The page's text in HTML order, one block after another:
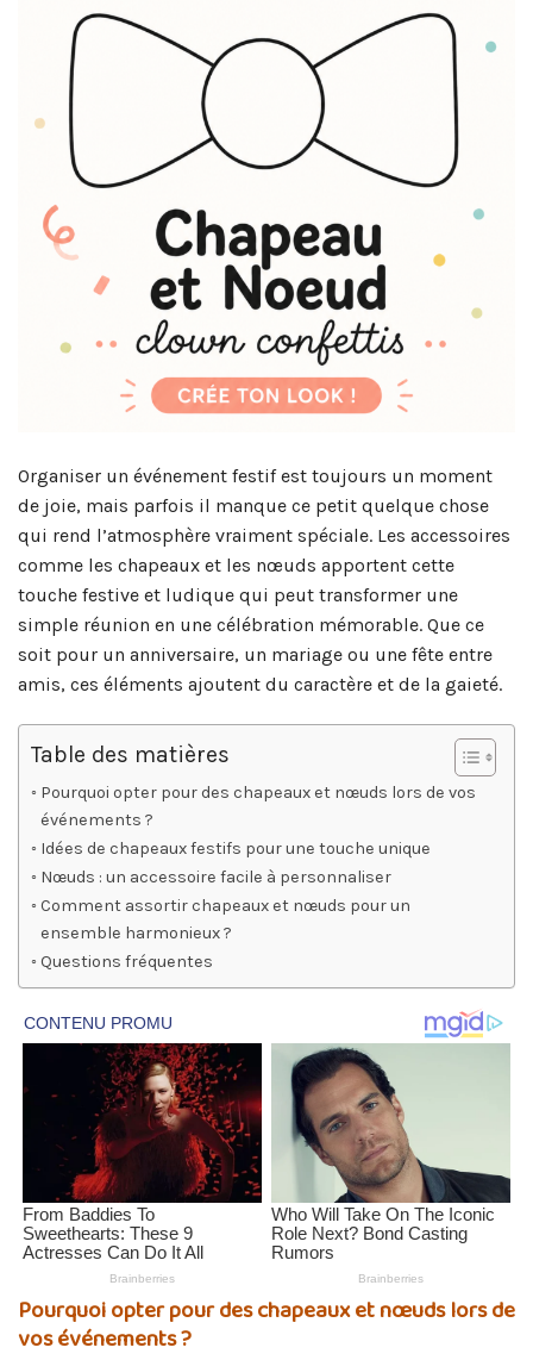
Organiser un événement festif est toujours un moment
de joie, mais parfois il manque ce petit quelque chose
qui rend l’atmosphère vraiment spéciale. Les accessoires
comme les chapeaux et les nœuds apportent cette
touche festive et ludique qui peut transformer une
simple réunion en une célébration mémorable. Que ce
soit pour un anniversaire, un mariage ou une fête entre
amis, ces éléments ajoutent du caractère et de la gaieté.
Table des matières
Pourquoi opter pour des chapeaux et nœuds lors de vos
événements ?
Idées de chapeaux festifs pour une touche unique
Nœuds : un accessoire facile à personnaliser
Comment assortir chapeaux et nœuds pour un
ensemble harmonieux ?
Questions fréquentes
Pourquoi opter pour des chapeaux et nœuds lors de
vos événements ?